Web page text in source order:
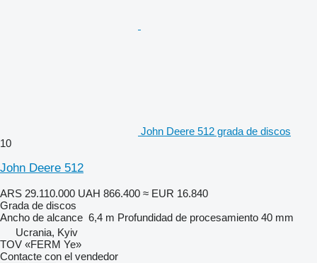
John Deere 512 grada de discos
10
John Deere 512
ARS 29.110.000 UAH 866.400 ≈ EUR 16.840
Grada de discos
Ancho de alcance 6,4 m Profundidad de procesamiento 40 mm
Ucrania, Kyiv
TOV «FERM Ye»
Contacte con el vendedor